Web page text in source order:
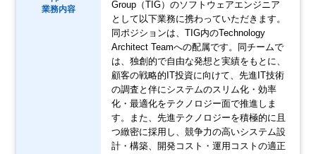
業務内容
Group（TIG）のソフトウェアエンジニア
として以下業務に携わっていただきます。
同ポジションは、TIG内のTechnology
Architect Teamへの配属です。同チームで
は、独創的で自由な発想と実績をもとに、
顧客の戦略的IT投資に向けて、先進IT技術
の調査と伴にシステムのスリム化・効率
化・最適化をテクノロジー面で推進しま
す。また、先進テクノロジーを積極的に且
つ緻密に採用し、競争力の高いシステム設
計・構築、開発コスト・運用コストの適正